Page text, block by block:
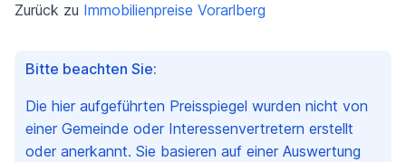
Zurück zu Immobilienpreise Vorarlberg
Bitte beachten Sie:
Die hier aufgeführten Preisspiegel wurden nicht von
einer Gemeinde oder Interessenvertretern erstellt
oder anerkannt. Sie basieren auf einer Auswertung